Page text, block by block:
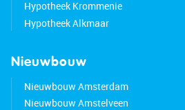
Hypotheek Krommenie
Hypotheek Alkmaar
Nieuwbouw
Nieuwbouw Amsterdam
Nieuwbouw Amstelveen